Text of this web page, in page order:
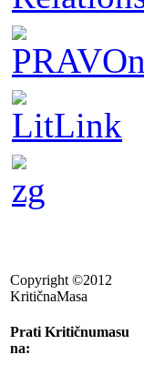
Copyright ©2012
KritičnaMasa
Prati Kritičnumasu
na: